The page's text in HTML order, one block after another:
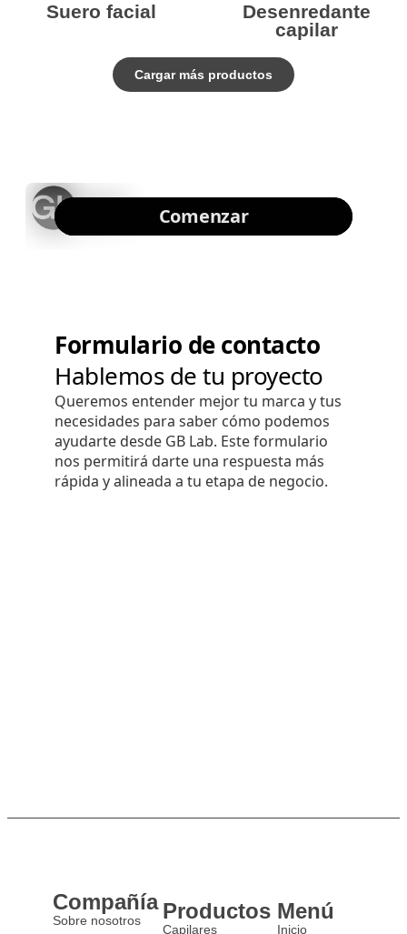
Suero facial
Desenredante
capilar
Cargar más productos
Compañía
Sobre nosotros
Productos
Capilares
Menú
Inicio